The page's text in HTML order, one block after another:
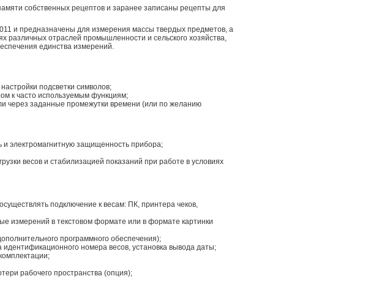
собственных рецептов и заранее записаны рецепты для
и предназначены для измерения массы твердых предметов, а
различных отраслей промышленности и сельского хозяйства,
единства измерений.
подсветки символов;
к часто используемым функциям;
через заданные промежутки времени (или по желанию
и электромагнитную защищенность прибора;
весов и стабилизацией показаний при работе в условиях
подключение к весам: ПК, принтера чеков,
измерений в текстовом формате или в формате картинки
программного обеспечения);
номера весов, установка вывода даты;
рабочего пространства (опция);